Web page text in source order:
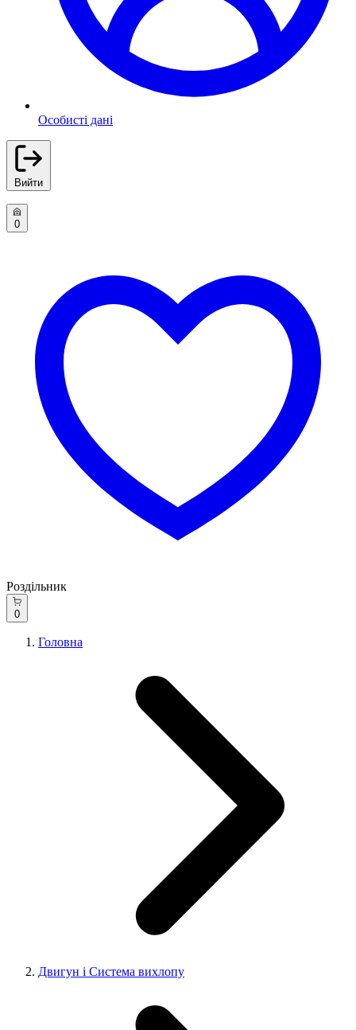
Особисті дані
Вийти
0
Роздільник
0
Головна
Двигун і Система вихлопу